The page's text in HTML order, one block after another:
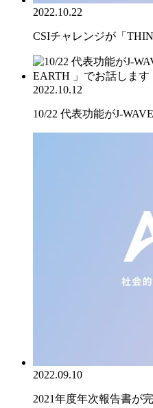
2022.10.22
CSIチャレンジが「
2022.10.12
10/22 代表功能がJ-
2022.09.10
2021年度年次報告書が